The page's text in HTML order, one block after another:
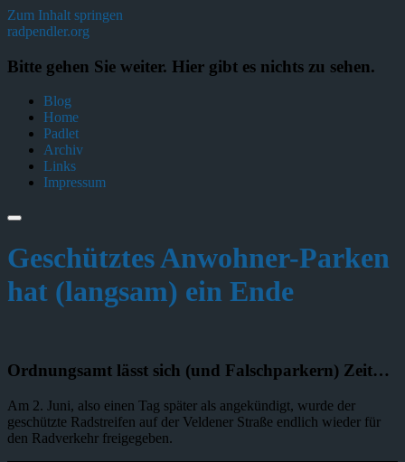
Zum Inhalt springen
radpendler.org
Bitte gehen Sie weiter. Hier gibt es nichts zu sehen.
Blog
Home
Padlet
Archiv
Links
Impressum
Geschütztes Anwohner-Parken
hat (langsam) ein Ende
Ordnungsamt lässt sich (und Falschparkern) Zeit…
Am 2. Juni, also einen Tag später als angekündigt, wurde der
geschützte Radstreifen auf der Veldener Straße endlich wieder für
den Radverkehr freigegeben.